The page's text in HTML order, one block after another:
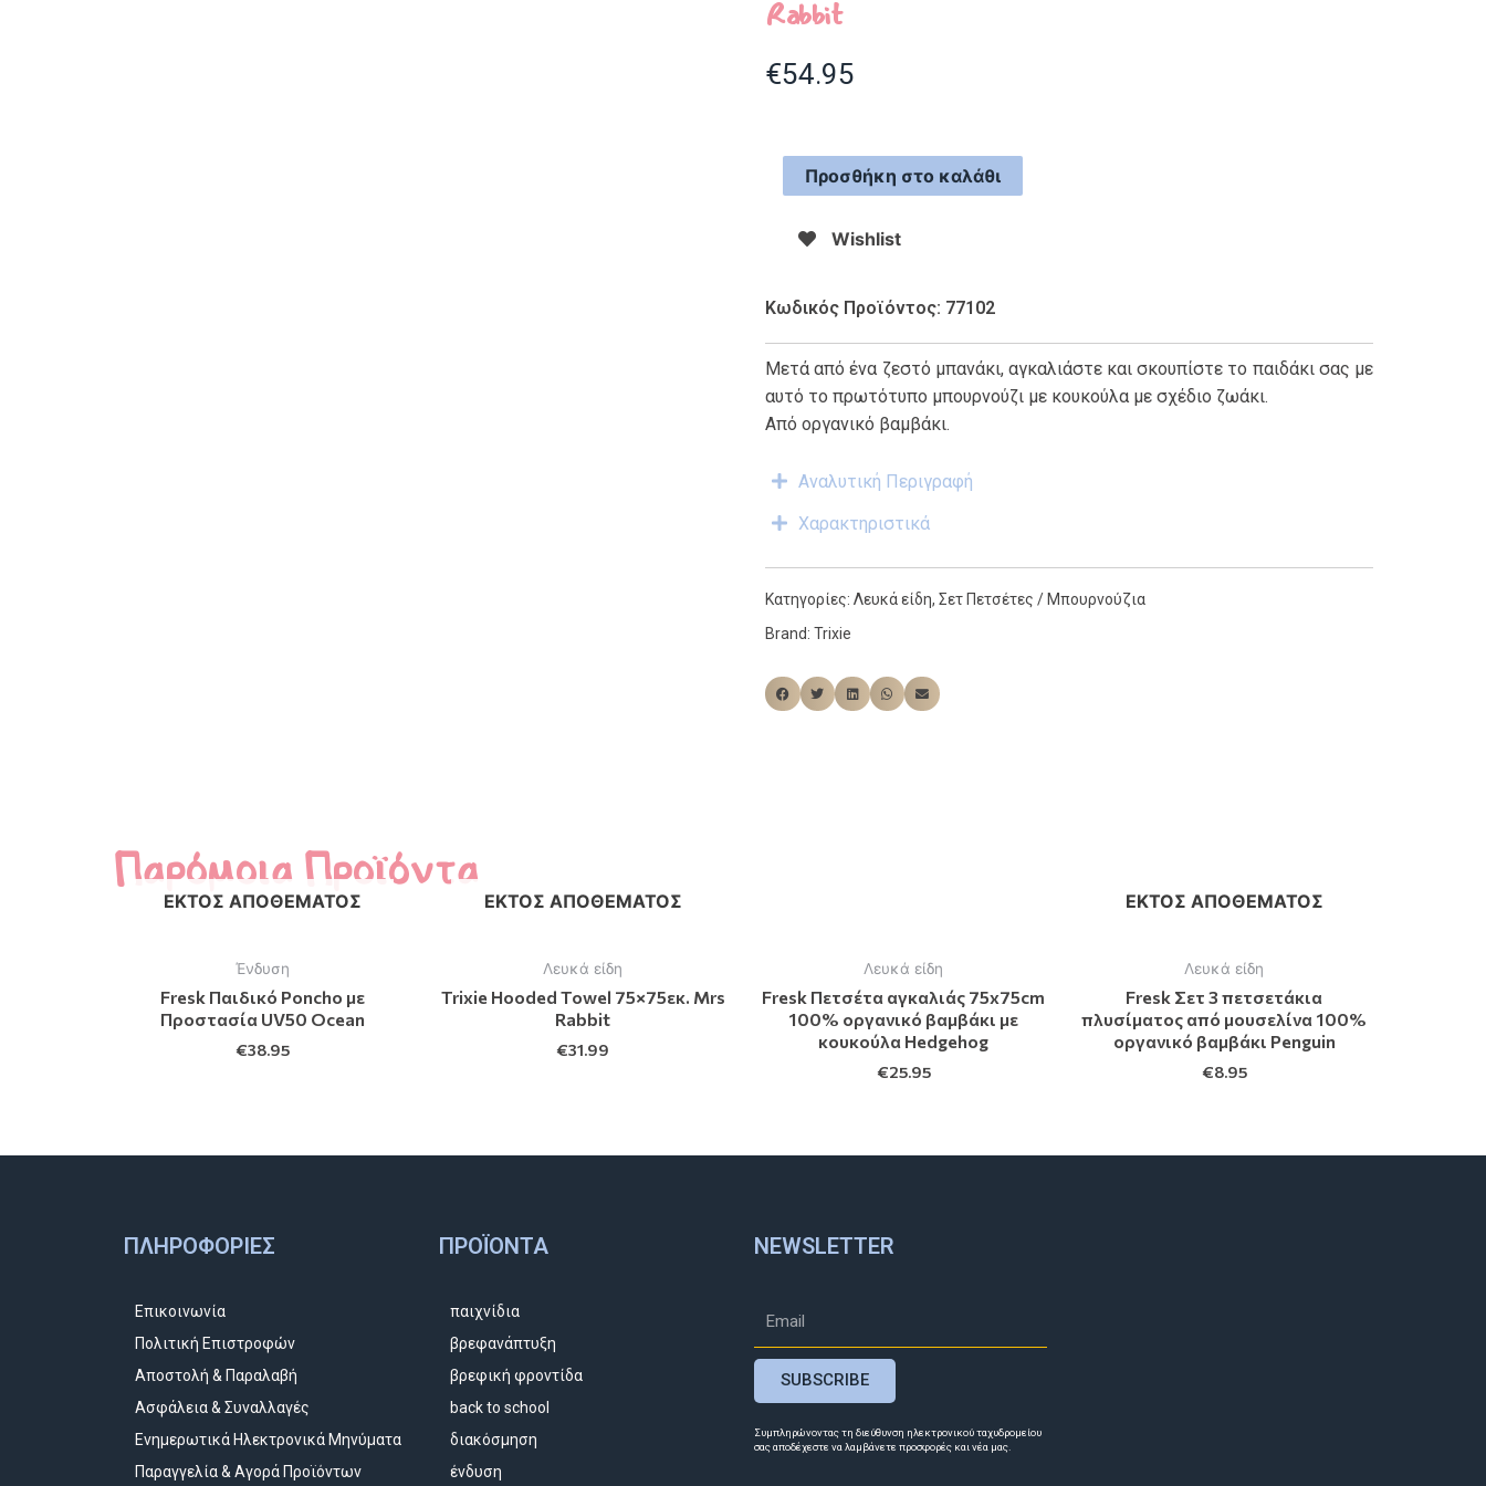
Rabbit
€54.95
Προσθήκη στο καλάθι
Wishlist
Κωδικός Προϊόντος: 77102
Μετά από ένα ζεστό μπανάκι, αγκαλιάστε και σκουπίστε το παιδάκι σας με
αυτό το πρωτότυπο μπουρνούζι με κουκούλα με σχέδιο ζωάκι.
Από οργανικό βαμβάκι.
Αναλυτική Περιγραφή
Χαρακτηριστικά
Κατηγορίες: Λευκά είδη, Σετ Πετσέτες / Μπουρνούζια
Brand: Trixie
Παρόμοια Προϊόντα
ΕΚΤΌΣ ΑΠΟΘΈΜΑΤΟΣ
Ένδυση
Fresk Παιδικό Poncho με
Προστασία UV50 Ocean
€38.95
ΕΚΤΌΣ ΑΠΟΘΈΜΑΤΟΣ
Λευκά είδη
Trixie Hooded Towel 75×75εκ. Mrs
Rabbit
€31.99
Λευκά είδη
Fresk Πετσέτα αγκαλιάς 75x75cm
100% οργανικό βαμβάκι με
κουκούλα Hedgehog
€25.95
ΕΚΤΌΣ ΑΠΟΘΈΜΑΤΟΣ
Λευκά είδη
Fresk Σετ 3 πετσετάκια
πλυσίματος από μουσελίνα 100%
οργανικό βαμβάκι Penguin
€8.95
ΠΛΗΡΟΦΟΡΊΕΣ
Επικοινωνία
Πολιτική Επιστροφών
Αποστολή & Παραλαβή
Ασφάλεια & Συναλλαγές
Ενημερωτικά Ηλεκτρονικά Μηνύματα
Παραγγελία & Αγορά Προϊόντων
ΠΡΟΪΌΝΤΑ
παιχνίδια
βρεφανάπτυξη
βρεφική φροντίδα
back to school
διακόσμηση
ένδυση
NEWSLETTER
SUBSCRIBE
Συμπληρώνοντας τη διεύθυνση ηλεκτρονικού ταχυδρομείου
σας αποδέχεστε να λαμβάνετε προσφορές και νέα μας.